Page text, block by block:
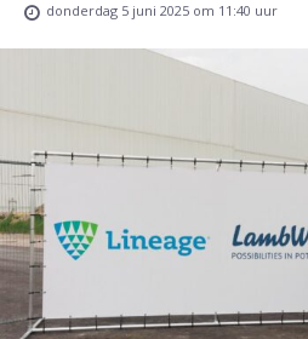
donderdag 5 juni 2025 om 11:40 uur